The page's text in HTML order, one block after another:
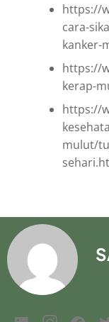
https://
cara-
kanker-
https://
kerap-
https://
mulut/